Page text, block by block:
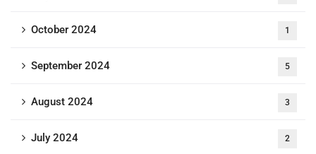
October 2024 1
September 2024 5
August 2024 3
July 2024 2